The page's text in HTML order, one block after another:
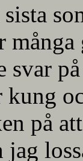
svar
kung
på